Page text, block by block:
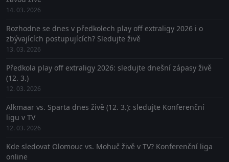
14. 03. 2026
Rozhodne se dnes v předkolech play off extraligy 2026 i o
zbývajících postupujících? Sledujte živě
13. 03. 2026
Předkola play off extraligy 2026: sledujte dnešní zápasy živě
(12. 3.)
12. 03. 2026
Alkmaar vs. Sparta dnes živě (12. 3.): sledujte Konferenční
ligu v TV
12. 03. 2026
Kde sledovat Olomouc vs. Mohuč živě v TV? Konferenční liga
online